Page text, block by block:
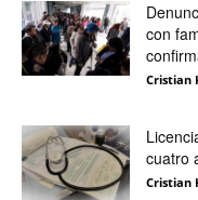
con
Cristian
cuatro
Cristian